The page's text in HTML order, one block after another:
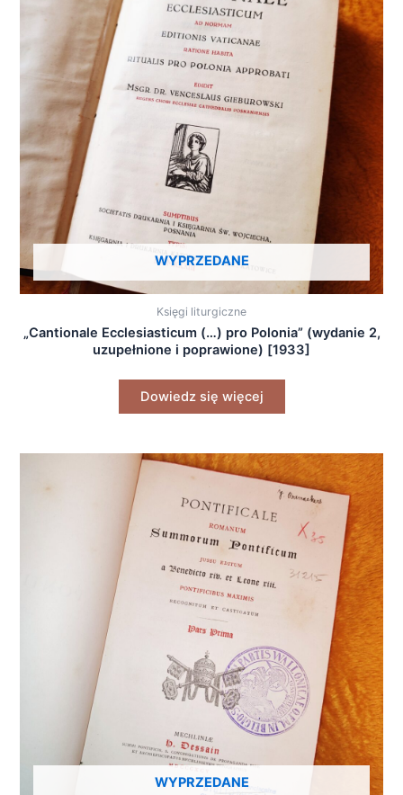
WYPRZEDANE
Księgi liturgiczne
„Cantionale Ecclesiasticum (…) pro Polonia” (wydanie 2,
uzupełnione i poprawione) [1933]
Dowiedz się więcej
WYPRZEDANE